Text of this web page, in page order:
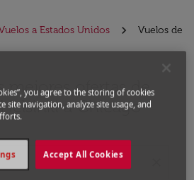
a Estados Unidos
Vuelos de
mejores ofertas de
a Chicago
actualizar su ruta (origen y / o
you agree to the storing of cookies
site navigation, analyze site usage, and
Accept All Cookies